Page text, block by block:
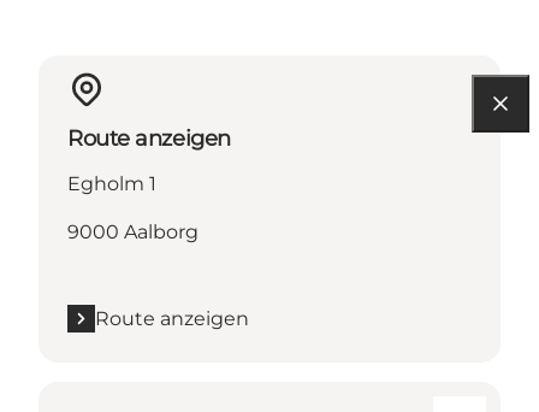
Route anzeigen
Egholm 1
9000 Aalborg
Route anzeigen